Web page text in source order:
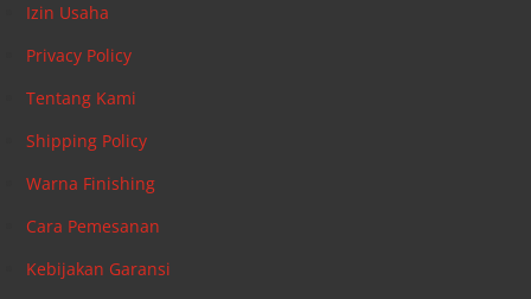
Izin Usaha
Privacy Policy
Tentang Kami
Shipping Policy
Warna Finishing
Cara Pemesanan
Kebijakan Garansi